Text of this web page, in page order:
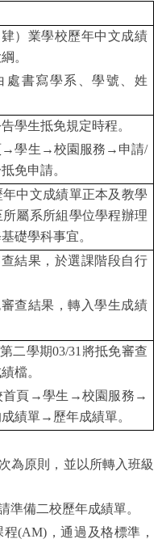
）業學校歷年中文成績
。
處書寫學系、學號、姓
學生抵免規定時程。
→學生→校園服務→申請/
免申請。
中文成績單正本及教學
屬系所組學位學程辦理
礎學科事宜。
結果，於選課階段自行
查結果，轉入學生成績
二學期03/31將抵免審查
檔。
首頁→學生→校園服務→
績單→歷年成績單。
為原則，並以所轉入班級
準備二校歷年成績單。
(AM)，通過及格標準，